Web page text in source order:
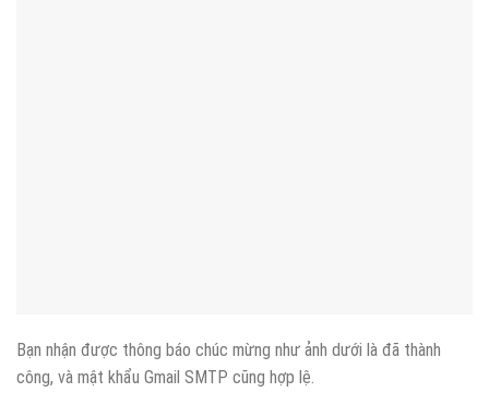
Bạn nhận được thông báo chúc mừng như ảnh dưới là đã thành
công, và mật khẩu Gmail SMTP cũng hợp lệ.